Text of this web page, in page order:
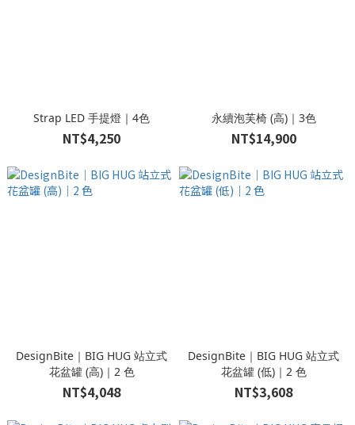
Strap LED 手提燈｜4色
NT$4,250
永續泡芙椅 (高)｜3色
NT$14,900
DesignBite｜BIG HUG 站立式
花盆罐 (高)｜2 色
NT$4,048
DesignBite｜BIG HUG 站立式
花盆罐 (低)｜2 色
NT$3,608